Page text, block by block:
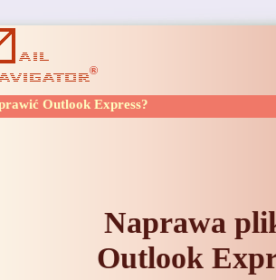
Outlook Express?
Naprawa
Outlook